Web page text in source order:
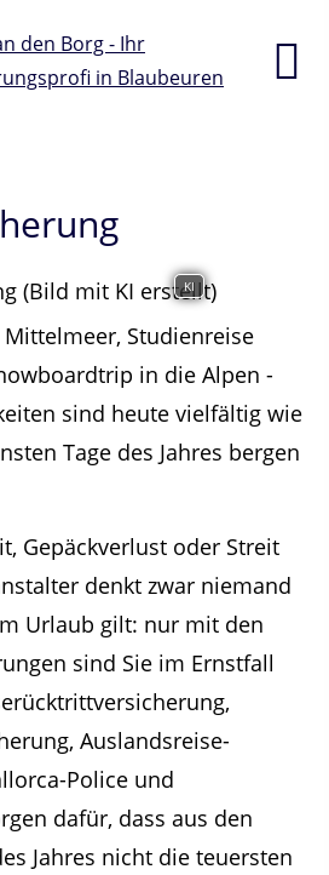
KI
Studienreise
in die Alpen -
sind heute vielfältig wie
Tage des Jahres bergen
Gepäckverlust oder Streit
denkt zwar niemand
Urlaub gilt: nur mit den
sind Sie im Ernstfall
Auslandsreise-
Police und
dafür, dass aus den
Jahres nicht die teuersten